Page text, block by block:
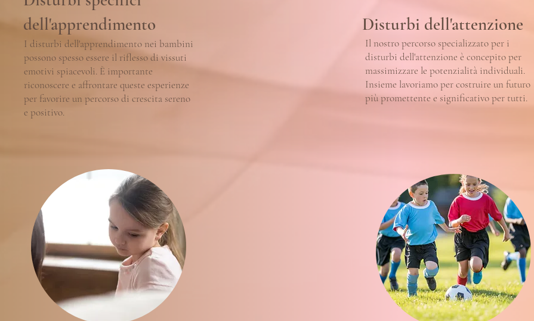
dell'apprendimento
I disturbi dell'apprendimento nei bambini
possono spesso essere il riflesso di vissuti
emotivi spiacevoli. È importante
riconoscere e affrontare queste esperienze
per favorire un percorso di crescita sereno
e positivo.
Disturbi dell'attenzione
Il nostro percorso specializzato per i
disturbi dell'attenzione è concepito per
massimizzare le potenzialità individuali.
Insieme lavoriamo per costruire un futuro
più promettente e significativo per tutti.